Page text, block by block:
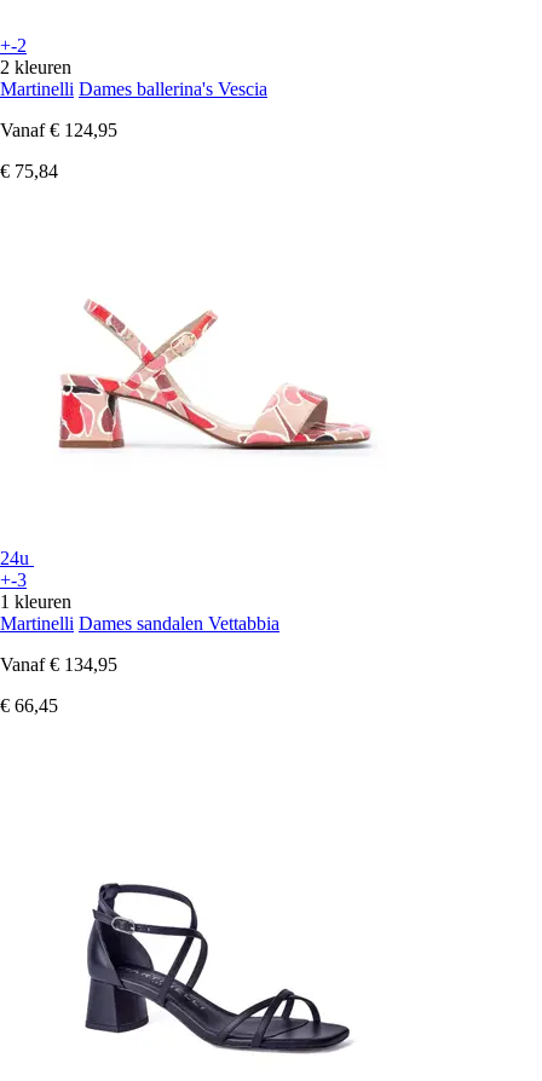
+-2
2 kleuren
Martinelli Dames ballerina's Vescia
Vanaf € 124,95
€ 75,84
24u
+-3
1 kleuren
Martinelli Dames sandalen Vettabbia
Vanaf € 134,95
€ 66,45